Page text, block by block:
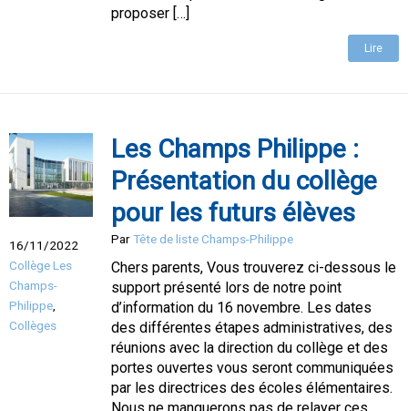
proposer […]
Lire
16/11/2022
Collège Les
Champs-
Philippe,
Collèges
Les Champs Philippe :
Présentation du collège
pour les futurs élèves
ParTête de liste Champs-Philippe
Chers parents, Vous trouverez ci-dessous le
support présenté lors de notre point
d’information du 16 novembre. Les dates
des différentes étapes administratives, des
réunions avec la direction du collège et des
portes ouvertes vous seront communiquées
par les directrices des écoles élémentaires.